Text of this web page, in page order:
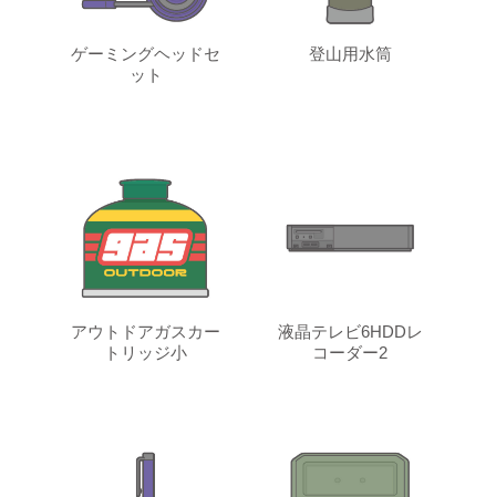
ゲーミングヘッドセ
ット
登山用水筒
アウトドアガスカー
トリッジ小
液晶テレビ6HDDレ
コーダー2